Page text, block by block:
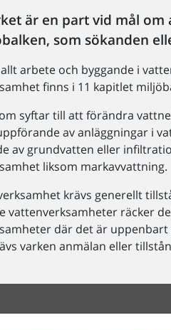
är en part vid mål
som sökanden
arbete och byggande i
finns i 11 kapitlet
syftar till att förändra
av anläggningar i
av grundvatten eller
liksom markavvattning.
krävs generellt
vattenverksamheter räcker
där det är
varken anmälan eller